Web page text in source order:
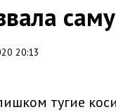
20:13
тугие